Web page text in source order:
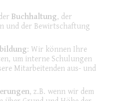
Buchhaltung, der
und der Bewirtschaftung
: Wir können Ihre
um interne Schulungen
Mitarbeitenden aus- und
, z.B. wenn wir dem